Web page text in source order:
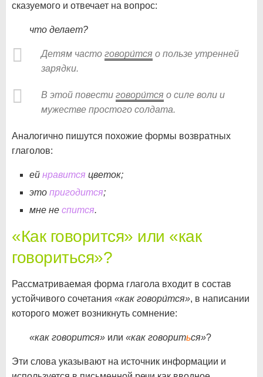
сказуемого и отвечает на вопрос:
что делает?
Детям часто говори́тся о пользе утренней
зарядки.
В этой повести говори́тся о силе воли и
мужестве простого солдата.
Аналогично пишутся похожие формы возвратных
глаголов:
ей нравится цветок;
это пригодится;
мне не спится.
«Как говорится» или «как
говориться»?
Рассматриваемая форма глагола входит в состав
устойчивого сочетания «как говори́тся», в написании
которого может возникнуть сомнение:
«как говорится» или «как говориться»?
Эти слова указывают на источник информации и